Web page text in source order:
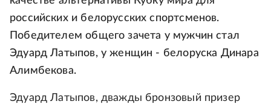
российских и белорусских спортсменов.
Победителем общего зачета у мужчин стал
Эдуард Латыпов, у женщин - белоруска Динара
Алимбекова.
Эдуард Латыпов, дважды бронзовый призер